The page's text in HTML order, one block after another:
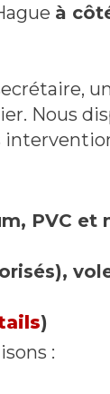
à
Nous
PVC et
)
: